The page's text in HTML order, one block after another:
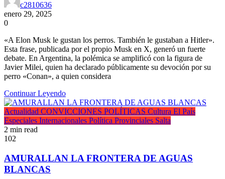
c2810636
enero 29, 2025
0
«A Elon Musk le gustan los perros. También le gustaban a Hitler».
Esta frase, publicada por el propio Musk en X, generó un fuerte
debate. En Argentina, la polémica se amplificó con la figura de
Javier Milei, quien ha declarado públicamente su devoción por su
perro «Conan», a quien considera
Continuar Leyendo
Actualidad CONVICCIONES POLÍTICAS Cultura El País
Especiales Internacionales Política Provinciales Salta
2 min read
102
AMURALLAN LA FRONTERA DE AGUAS
BLANCAS